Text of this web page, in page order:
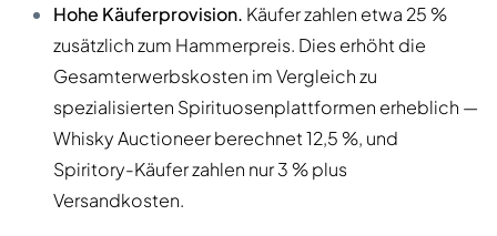
Hohe Käuferprovision. Käufer zahlen etwa 25 %
zusätzlich zum Hammerpreis. Dies erhöht die
Gesamterwerbskosten im Vergleich zu
spezialisierten Spirituosenplattformen erheblich —
Whisky Auctioneer berechnet 12,5 %, und
Spiritory-Käufer zahlen nur 3 % plus
Versandkosten.